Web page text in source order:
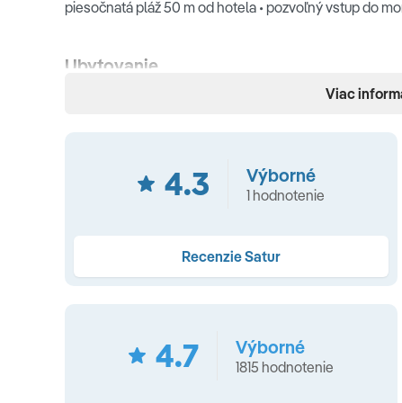
piesočnatá pláž 50 m od hotela • pozvoľný vstup do
Ubytovanie
klimatizácia • Wi -Fi (zdarma) • kúpeľňa s WC • sušič
(20 m2, pre 2-3 osoby) •Tripple Basic
raňajky • polpenzia
Viac
4.3 Výborné
1 hodnotenie
Recenzie Satur
4.7 Výborné
1815 hodnotenie